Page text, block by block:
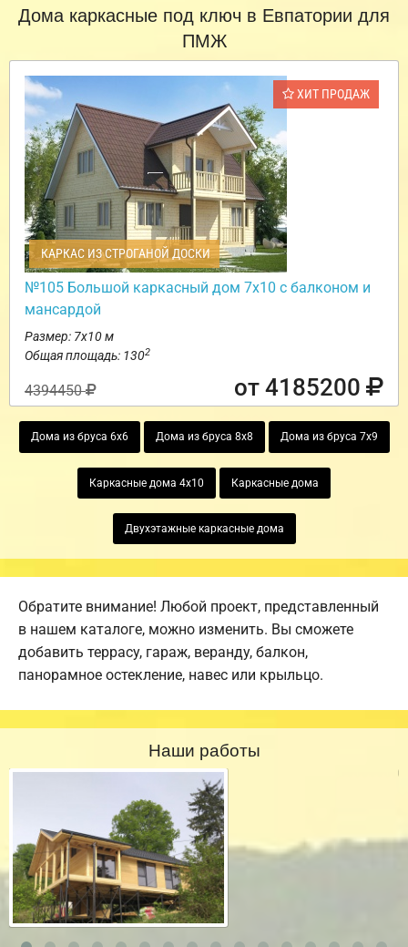
Дома каркасные под ключ в Евпатории для
ПМЖ
ХИТ ПРОДАЖ
КАРКАС ИЗ СТРОГАНОЙ ДОСКИ
№105 Большой каркасный дом 7х10 с балконом и
мансардой
Размер: 7х10 м
Общая площадь: 1302
4394450 от 4185200
Дома из бруса 6х6 Дома из бруса 8х8 Дома из бруса 7х9
Каркасные дома 4х10 Каркасные дома
Двухэтажные каркасные дома
Обратите внимание! Любой проект, представленный
в нашем каталоге, можно изменить. Вы сможете
добавить террасу, гараж, веранду, балкон,
панорамное остекление, навес или крыльцо.
Наши работы